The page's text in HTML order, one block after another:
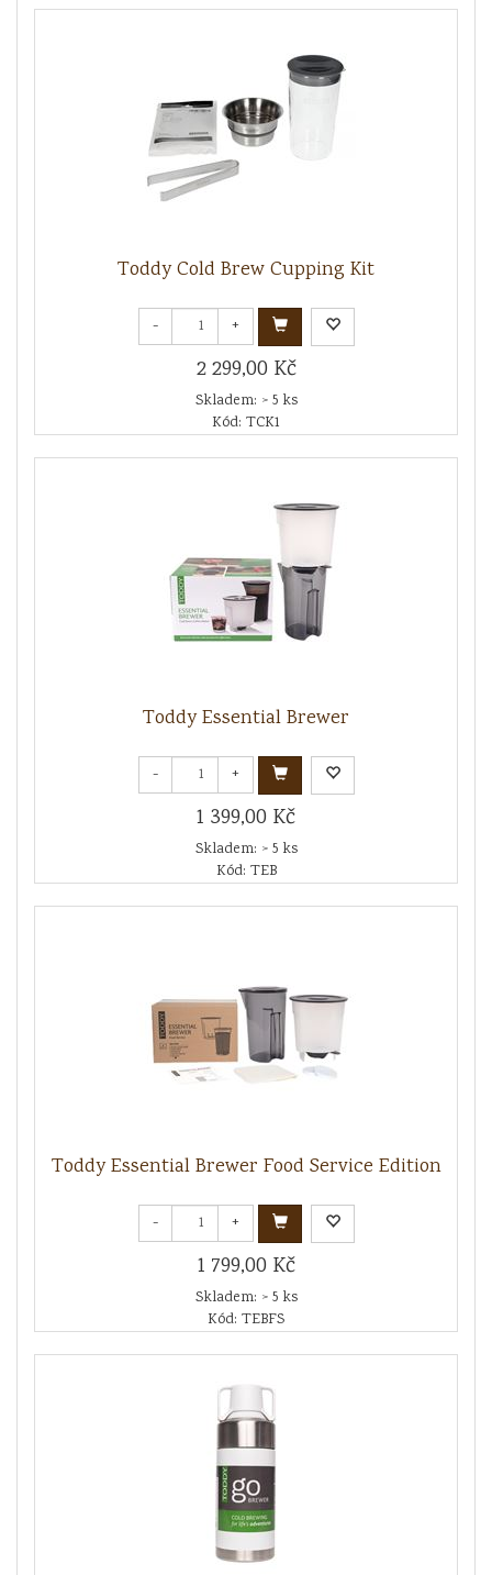
Toddy Cold Brew Cupping Kit
- +
2 299,00 Kč
Skladem: > 5 ks
Kód: TCK1
Toddy Essential Brewer
- +
1 399,00 Kč
Skladem: > 5 ks
Kód: TEB
Toddy Essential Brewer Food Service Edition
- +
1 799,00 Kč
Skladem: > 5 ks
Kód: TEBFS